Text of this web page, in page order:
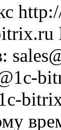
: